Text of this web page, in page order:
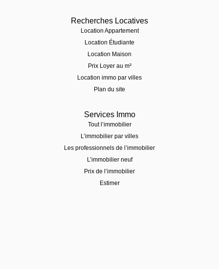
Recherches Locatives
Location Appartement
Location Étudiante
Location Maison
Prix Loyer au m²
Location immo par villes
Plan du site
Services Immo
Tout l’immobilier
L’immobilier par villes
Les professionnels de l’immobilier
L’immobilier neuf
Prix de l’immobilier
Estimer